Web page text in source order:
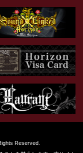
Reserved.